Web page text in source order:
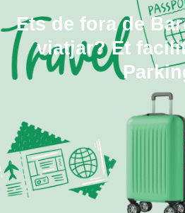
Ets de fora de
viatjar? Et